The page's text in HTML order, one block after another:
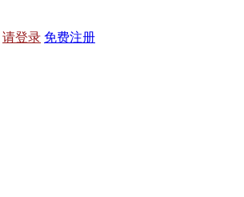
请登录 免费注册